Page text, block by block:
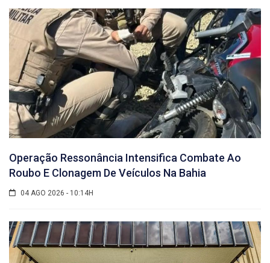
Operação Ressonância Intensifica Combate Ao
Roubo E Clonagem De Veículos Na Bahia
04 AGO 2026 - 10:14H